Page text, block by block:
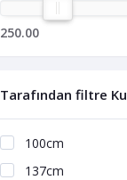
250.00
Tarafından filtre
100cm
137cm